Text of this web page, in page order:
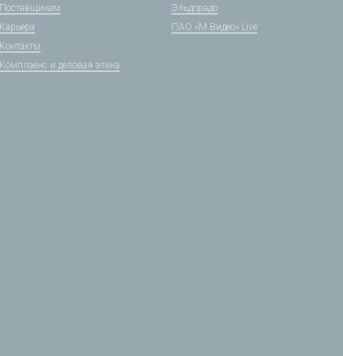
Поставщикам
Карьера
Контакты
Комплаенс и деловая этика
Эльдорадо
ПАО «М.Видео» Live